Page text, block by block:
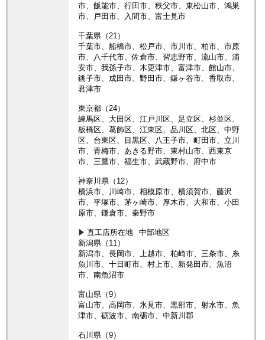
市、飯能市、行田市、秩父市、東松山市、鴻巣
市、戸田市、入間市、富士見市
千葉県（21）
千葉市、船橋市、松戸市、市川市、柏市、市原
市、八千代市、佐倉市、習志野市、流山市、浦
安市、我孫子市、木更津市、富津市、館山市、
銚子市、成田市、野田市、鎌ヶ谷市、香取市、
君津市
東京都（24）
練馬区、大田区、江戸川区、足立区、杉並区、
板橋区、葛飾区、江東区、品川区、北区、中野
区、台東区、目黒区、八王子市、町田市、立川
市、青梅市、あきる野市、東村山市、西東京
市、三鷹市、福生市、武蔵野市、府中市
神奈川県（12）
横浜市、川崎市、相模原市、横須賀市、藤沢
市、平塚市、茅ヶ崎市、厚木市、大和市、小田
原市、鎌倉市、秦野市
直工店所在地
中部地区
新潟県（11）
新潟市、長岡市、上越市、柏崎市、三条市、糸
魚川市、十日町市、村上市、新発田市、魚沼
市、南魚沼市
富山県（9）
富山市、高岡市、氷見市、黒部市、射水市、魚
津市、砺波市、南砺市、中新川郡
石川県（9）